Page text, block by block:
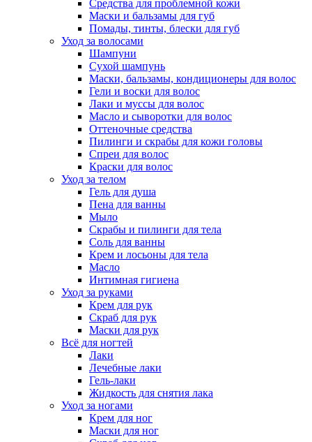
Средства для проблемной кожи
Маски и бальзамы для губ
Помады, тинты, блески для губ
Уход за волосами
Шампуни
Сухой шампунь
Маски, бальзамы, кондиционеры для волос
Гели и воски для волос
Лаки и муссы для волос
Масло и сыворотки для волос
Оттеночные средства
Пилинги и скрабы для кожи головы
Спреи для волос
Краски для волос
Уход за телом
Гель для душа
Пена для ванны
Мыло
Скрабы и пилинги для тела
Соль для ванны
Крем и лосьоны для тела
Масло
Интимная гигиена
Уход за руками
Крем для рук
Скраб для рук
Маски для рук
Всё для ногтей
Лаки
Лечебные лаки
Гель-лаки
Жидкость для снятия лака
Уход за ногами
Крем для ног
Маски для ног